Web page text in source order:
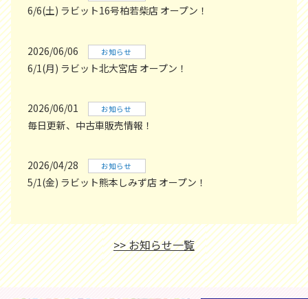
6/6(土) ラビット16号柏若柴店 オープン！
2026/06/06 お知らせ
6/1(月) ラビット北大宮店 オープン！
2026/06/01 お知らせ
毎日更新、中古車販売情報！
2026/04/28 お知らせ
5/1(金) ラビット熊本しみず店 オープン！
>> お知らせ一覧